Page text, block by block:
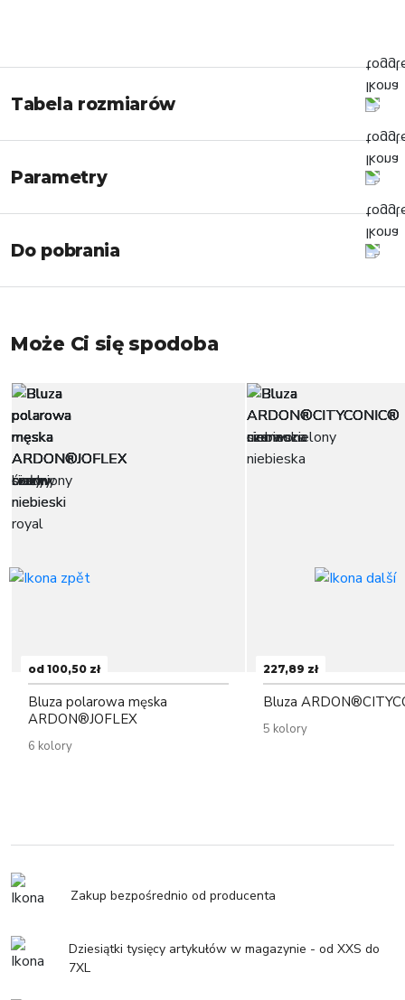
Tabela rozmiarów
Parametry
Do pobrania
Może Ci się spodoba
od 100,50 zł
Bluza polarowa męska
ARDON®JOFLEX
6 kolory
227,89 zł
Bluza
5 kolory
Zakup bezpośrednio od producenta
Dziesiątki tysięcy artykułów w magazynie - od XXS do
7XL